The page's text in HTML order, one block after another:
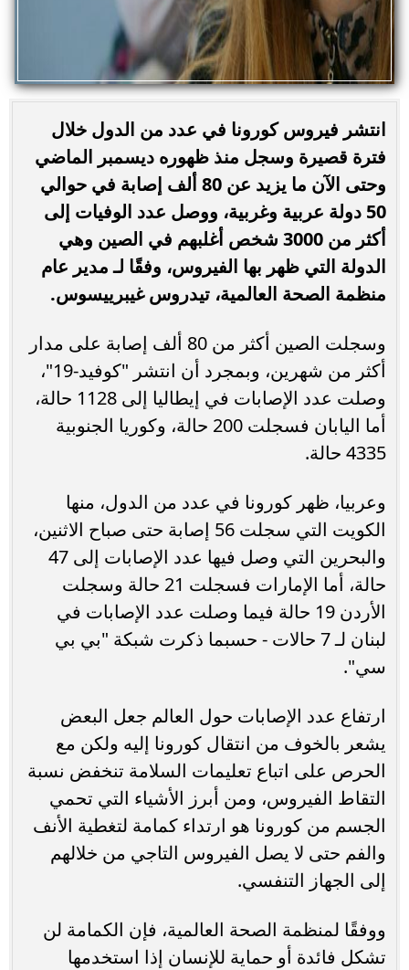
انتشر فيروس كورونا في عدد من الدول خلال
فترة قصيرة وسجل منذ ظهوره ديسمبر الماضي
وحتى الآن ما يزيد عن 80 ألف إصابة في حوالي
50 دولة عربية وغربية، ووصل عدد الوفيات إلى
أكثر من 3000 شخص أغلبهم في الصين وهي
الدولة التي ظهر بها الفيروس، وفقًا لـ مدير عام
منظمة الصحة العالمية، تيدروس غيبرييسوس.
وسجلت الصين أكثر من 80 ألف إصابة على مدار
أكثر من شهرين، وبمجرد أن انتشر "كوفيد-19"،
وصلت عدد الإصابات في إيطاليا إلى 1128 حالة،
أما اليابان فسجلت 200 حالة، وكوريا الجنوبية
4335 حالة.
وعربيا، ظهر كورونا في عدد من الدول، منها
الكويت التي سجلت 56 إصابة حتى صباح الاثنين،
والبحرين التي وصل فيها عدد الإصابات إلى 47
حالة، أما الإمارات فسجلت 21 حالة وسجلت
الأردن 19 حالة فيما وصلت عدد الإصابات في
لبنان لـ 7 حالات - حسبما ذكرت شبكة "بي بي
سي".
ارتفاع عدد الإصابات حول العالم جعل البعض
يشعر بالخوف من انتقال كورونا إليه ولكن مع
الحرص على اتباع تعليمات السلامة تنخفض نسبة
التقاط الفيروس، ومن أبرز الأشياء التي تحمي
الجسم من كورونا هو ارتداء كمامة لتغطية الأنف
والفم حتى لا يصل الفيروس التاجي من خلالهم
إلى الجهاز التنفسي.
ووفقًا لمنظمة الصحة العالمية، فإن الكمامة لن
تشكل فائدة أو حماية للإنسان إذا استخدمها